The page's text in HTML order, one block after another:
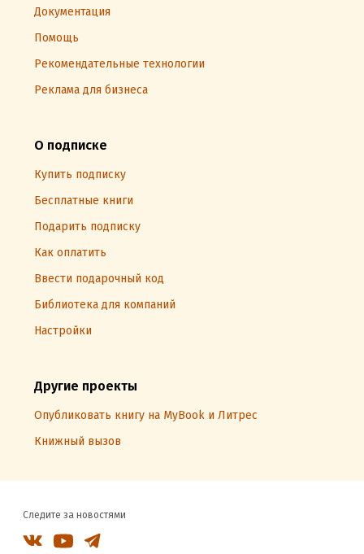
Документация
Помощь
Рекомендательные технологии
Реклама для бизнеса
О подписке
Купить подписку
Бесплатные книги
Подарить подписку
Как оплатить
Ввести подарочный код
Библиотека для компаний
Настройки
Другие проекты
Опубликовать книгу на MyBook и Литрес
Книжный вызов
Следите за новостями